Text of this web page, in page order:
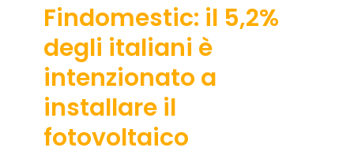
Findomestic: il 5,2%
degli italiani è
intenzionato a
installare il
fotovoltaico